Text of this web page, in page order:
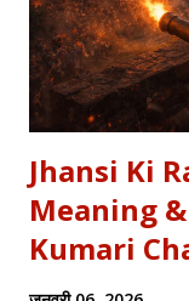
Jhansi Ki
Meaning
Kumari